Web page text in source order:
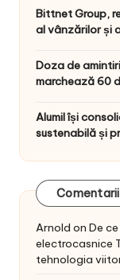
Bittnet Group,
al vânzărilor și
Doza de
marchează 60
Alumil își
sustenabilă și
Arnold on De
electrocasnice
tehnologia